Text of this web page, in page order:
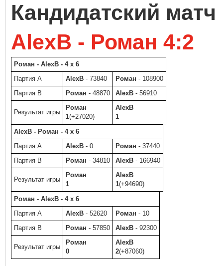
Кандидатский матч
AlexB - Роман 4:2
Роман - AlexB - 4 x 6
Партия A
AlexB - 73840 Роман - 108900
Партия B
Роман - 48870 AlexB - 56910
Результат игры
Роман
1(+27020)
AlexB
1
AlexB - Роман - 4 x 6
Партия A
AlexB - 0 Роман - 37440
Партия B
Роман - 34810 AlexB - 166940
Результат игры
Роман
1
AlexB
1(+94690)
Роман - AlexB - 4 x 6
Партия A
AlexB - 52620 Роман - 10
Партия B
Роман - 57850 AlexB - 92300
Результат игры
Роман
0
AlexB
2(+87060)